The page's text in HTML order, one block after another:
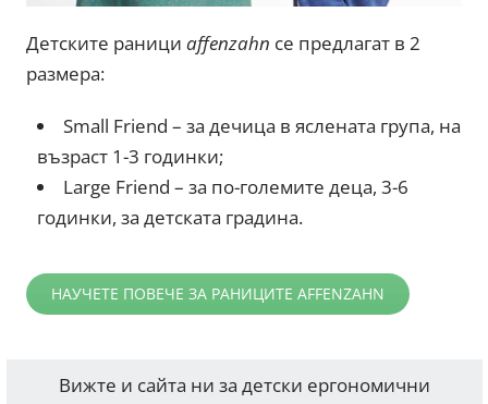
Детските ранициaffenzahn се предлагат в 2
размера:
Small Friend – за дечица в яслената група, на
възраст 1-3 годинки;
Large Friend – за по-големите деца, 3-6
годинки, за детската градина.
НАУЧЕТЕ ПОВЕЧЕ ЗА РАНИЦИТЕ AFFENZAHN
Вижте и сайта ни за детски ергономични